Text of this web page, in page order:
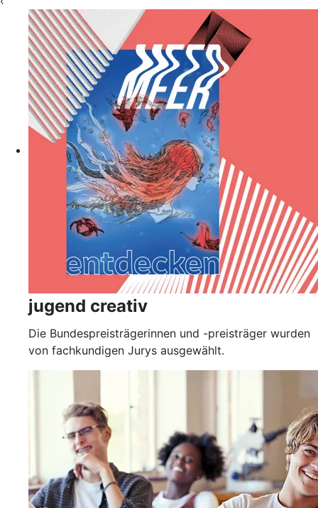
jugend creativ
Die Bundespreisträgerinnen und -preisträger wurden
von fachkundigen Jurys ausgewählt.